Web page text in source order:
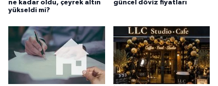
ne kadar oldu, çeyrek altın
yükseldi mi?
güncel döviz fiyatları